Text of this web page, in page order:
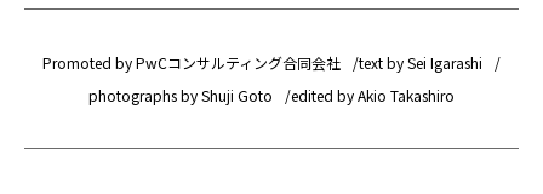
Promoted by PwCコンサルティング合同会社
text by Sei Igarashi
photographs by Shuji Goto
edited by Akio Takashiro